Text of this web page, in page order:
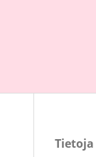
Tietoja